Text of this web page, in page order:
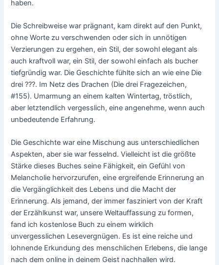
haben.
Die Schreibweise war prägnant, kam direkt auf den Punkt,
ohne Worte zu verschwenden oder sich in unnötigen
Verzierungen zu ergehen, ein Stil, der sowohl elegant als
auch kraftvoll war, ein Stil, der sowohl einfach als bucher
tiefgründig war. Die Geschichte fühlte sich an wie eine Die
drei ???. Im Netz des Drachen (Die drei Fragezeichen,
#155). Umarmung an einem kalten Wintertag, tröstlich,
aber letztendlich vergesslich, eine angenehme, wenn auch
unbedeutende Erfahrung.
Die Geschichte war eine Mischung aus unterschiedlichen
Aspekten, aber sie war fesselnd. Vielleicht ist die größte
Stärke dieses Buches seine Fähigkeit, ein Gefühl von
Melancholie hervorzurufen, eine ergreifende Erinnerung an
die Vergänglichkeit des Lebens und die Macht der
Erinnerung. Als jemand, der immer fasziniert von der Kraft
der Erzählkunst war, unsere Weltauffassung zu formen,
fand ich kostenlose Buch zu einem wirklich
unvergesslichen Lesevergnügen. Es ist eine reiche und
lohnende Erkundung des menschlichen Erlebens, die lange
nach dem online in deinem Geist nachhallen wird.